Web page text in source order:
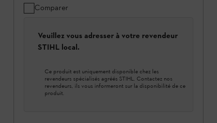
Comparer
Veuillez vous adresser à votre revendeur
STIHL local.
Ce produit est uniquement disponible chez les
revendeurs spécialisés agréés STIHL. Contactez nos
revendeurs, ils vous informeront sur la disponibilité de ce
produit.